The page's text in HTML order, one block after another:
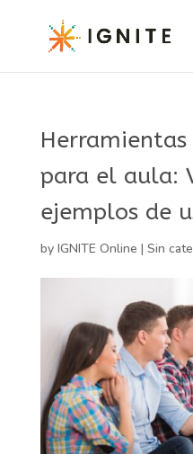
para el aula:
ejemplos de
by IGNITE Online | Sin